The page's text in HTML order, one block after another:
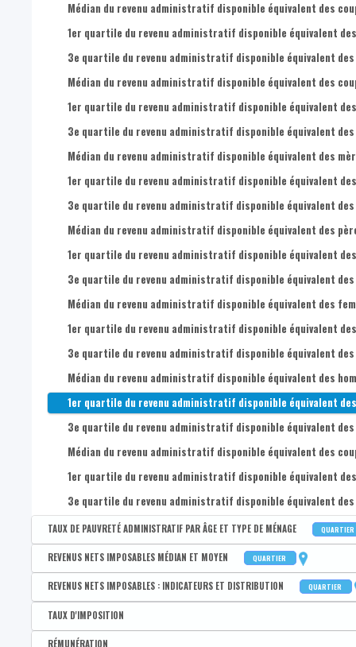
Médian du revenu administratif disponible équivalent des
1er quartile du revenu administratif disponible équivalent
3e quartile du revenu administratif disponible équivalent des
Médian du revenu administratif disponible équivalent des
1er quartile du revenu administratif disponible équivalent
3e quartile du revenu administratif disponible équivalent
Médian du revenu administratif disponible équivalent des
1er quartile du revenu administratif disponible équivalent
3e quartile du revenu administratif disponible équivalent
Médian du revenu administratif disponible équivalent des
1er quartile du revenu administratif disponible équivalent
3e quartile du revenu administratif disponible équivalent
Médian du revenu administratif disponible équivalent des
1er quartile du revenu administratif disponible équivalent
3e quartile du revenu administratif disponible équivalent des
Médian du revenu administratif disponible équivalent des
1er quartile du revenu administratif disponible équivalent
3e quartile du revenu administratif disponible équivalent des
Médian du revenu administratif disponible équivalent des
1er quartile du revenu administratif disponible équivalent
3e quartile du revenu administratif disponible équivalent des
TAUX DE PAUVRETÉ ADMINISTRATIF PAR ÂGE ET TYPE DE MÉNAGE QUARTIER
Disponible par : Commune - Arrondissement - Province - Quartier
Taux de pauvreté administratif de la population
Taux de pauvreté administratif des 0-17 ans
Taux de pauvreté administratif des 18-24 ans
REVENUS NETS IMPOSABLES MÉDIAN ET MOYEN QUARTIER
Disponible par : Commune - Arrondissement - Province - Quartier
Revenu médian par déclaration
Revenu moyen par déclaration
REVENUS NETS IMPOSABLES : INDICATEURS ET DISTRIBUTION QUARTIER
Disponible par :Commune - Arrondissement - Province - Quartier
Coefficient interquartile des revenus nets imposables par
TAUX D'IMPOSITION
Disponible par :Commune - Arrondissement - Province - Bassin EFE - Zone de
RÉMUNÉRATION